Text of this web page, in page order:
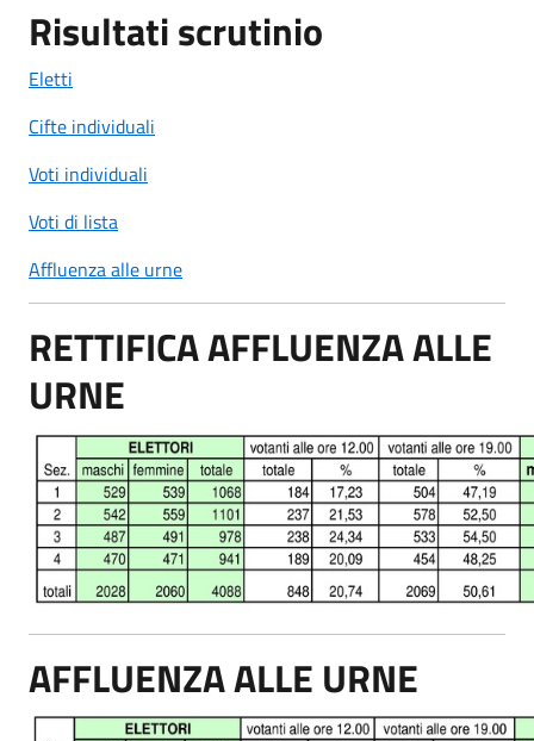
Risultati scrutinio
Eletti
Cifte individuali
Voti individuali
Voti di lista
Affluenza alle urne
RETTIFICA AFFLUENZA ALLE
URNE
AFFLUENZA ALLE URNE